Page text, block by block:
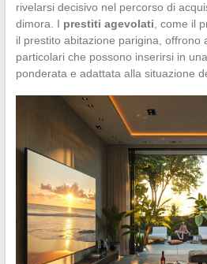
rivelarsi decisivo nel percorso di
dimora. I prestiti agevolati , come il
il prestito abitazione parigina, offrono
particolari che possono inserirsi in
ponderata e adattata alla situazione